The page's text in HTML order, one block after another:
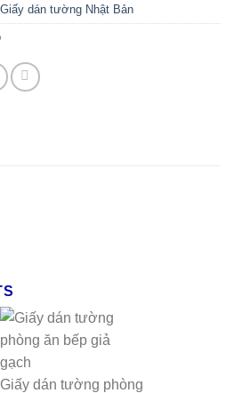
Giấy dán tường Nhật Bản
Giấy dán tường phòng